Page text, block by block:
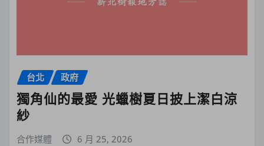
台北 政府
獨角仙的最愛 光蠟樹夏日披上潔白涼
紗
合作媒體 6 月 25, 2026